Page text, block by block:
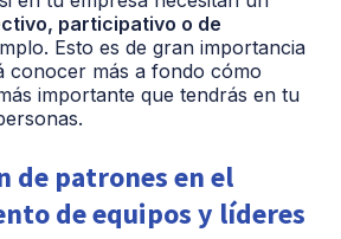
participativo o de
Esto es de gran importancia
conocer más a fondo cómo
importante que tendrás en tu
de patrones en el
de equipos y líderes